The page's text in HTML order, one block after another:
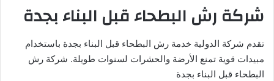
شركة رش البطحاء قبل البناء بجدة
تقدم شركة الدولية خدمة رش البطحاء قبل البناء بجدة باستخدام
مبيدات قوية تمنع الأرضة والحشرات لسنوات طويلة. شركة رش
البطحاء قبل البناء بجدة